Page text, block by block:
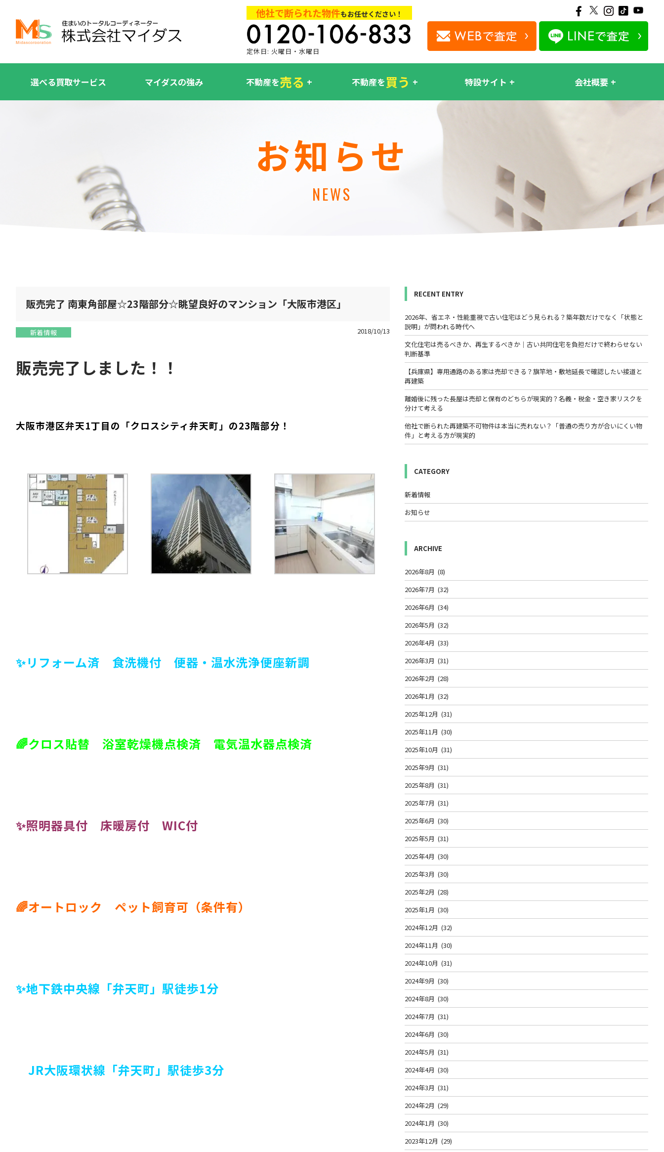
他社で断られた物件もお任せください！
定休日: 火曜日・水曜日
選べる買取サービス マイダスの強み 不動産を売る 不動産を買う 特設サイト 会社概要
お知らせ
NEWS
販売完了 南東角部屋☆23階部分☆眺望良好のマンション「大阪市港区｣
新着情報 2018/10/13
販売完了しました！！
大阪市港区弁天1丁目の「クロスシティ弁天町」の23階部分！
✨リフォーム済 食洗機付 便器・温水洗浄便座新調
🌈クロス貼替 浴室乾燥機点検済 電気温水器点検済
✨照明器具付 床暖房付 WIC付
🌈オートロック ペット飼育可（条件有）
✨地下鉄中央線「弁天町」駅徒歩1分
JR大阪環状線「弁天町」駅徒歩3分
RECENT ENTRY
2026年、省エネ・性能重視で古い住宅はどう見られる？築年数だけでなく「状態と
説明」が問われる時代へ
文化住宅は売るべきか、再生するべきか｜古い共同住宅を負担だけで終わらせない
判断基準
【兵庫県】専用通路のある家は売却できる？旗竿地・敷地延長で確認したい接道と
再建築
離婚後に残った長屋は売却と保有のどちらが現実的？名義・税金・空き家リスクを
分けて考える
他社で断られた再建築不可物件は本当に売れない？「普通の売り方が合いにくい物
件」と考える方が現実的
CATEGORY
新着情報
お知らせ
ARCHIVE
2026年8月 (8)
2026年7月 (32)
2026年6月 (34)
2026年5月 (32)
2026年4月 (33)
2026年3月 (31)
2026年2月 (28)
2026年1月 (32)
2025年12月 (31)
2025年11月 (30)
2025年10月 (31)
2025年9月 (31)
2025年8月 (31)
2025年7月 (31)
2025年6月 (30)
2025年5月 (31)
2025年4月 (30)
2025年3月 (30)
2025年2月 (28)
2025年1月 (30)
2024年12月 (32)
2024年11月 (30)
2024年10月 (31)
2024年9月 (30)
2024年8月 (30)
2024年7月 (31)
2024年6月 (30)
2024年5月 (31)
2024年4月 (30)
2024年3月 (31)
2024年2月 (29)
2024年1月 (30)
2023年12月 (29)